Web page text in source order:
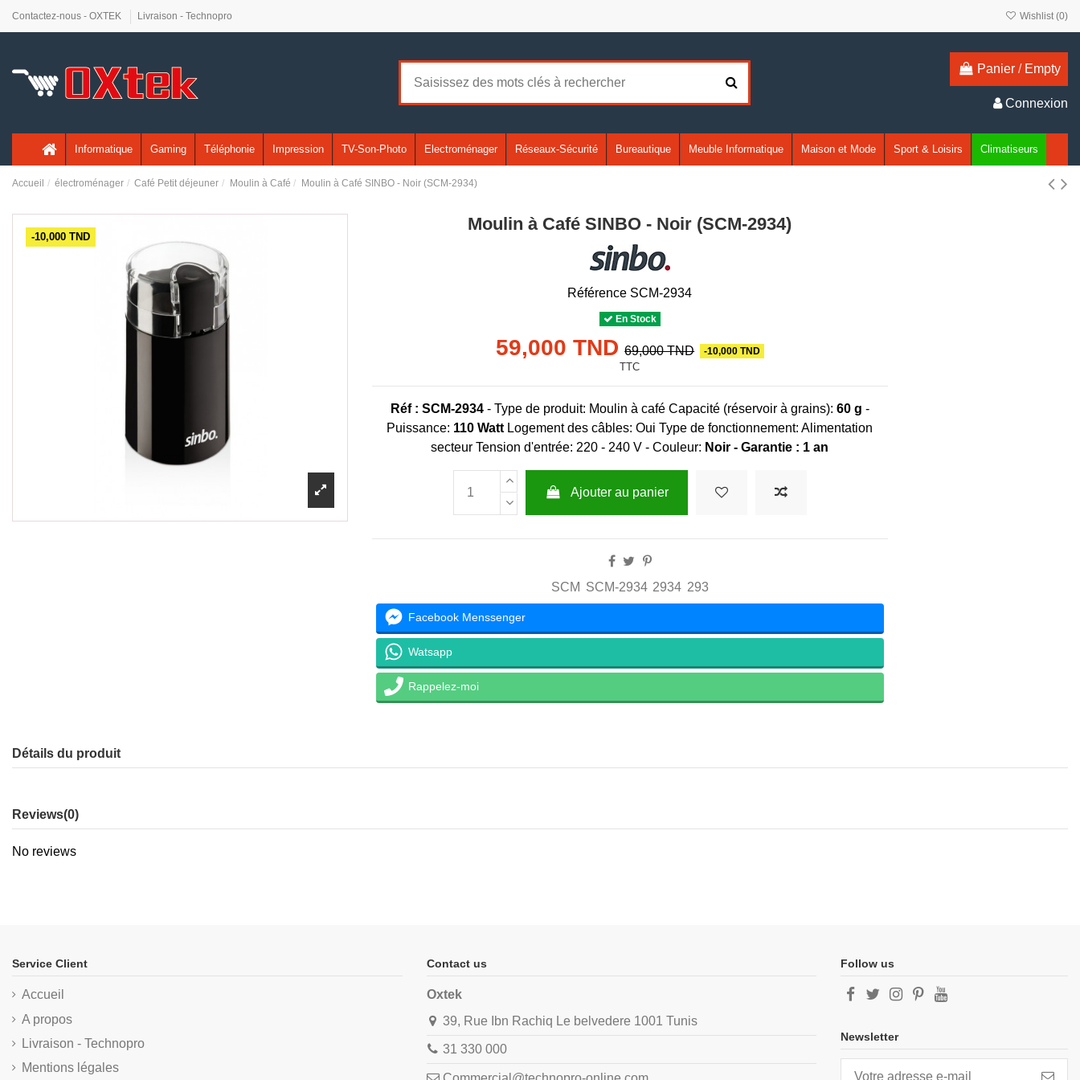
Contactez-nous - OXTEK Livraison - Technopro Wishlist (0)
Panier / Empty
Connexion
Informatique Gaming Téléphonie Impression TV-Son-Photo Electroménager Réseaux-Sécurité Bureautique Meuble Informatique Maison et Mode Sport & Loisirs Climatiseurs
Accueil électroménager Café Petit déjeuner Moulin à Café Moulin à Café SINBO - Noir (SCM-2934)
-10,000 TND
Moulin à Café SINBO - Noir (SCM-2934)
Référence SCM-2934
En Stock
59,000 TND 69,000 TND -10,000 TND
TTC
Réf : SCM-2934- Type de produit: Moulin à café Capacité (réservoir à grains): 60 g -
Puissance: 110 Watt Logement des câbles: Oui Type de fonctionnement: Alimentation
secteur Tension d'entrée: 220 - 240 V - Couleur: Noir - Garantie : 1 an
Ajouter au panier
SCM SCM-2934 2934 293
Facebook Menssenger
Watsapp
Rappelez-moi
Détails du produit
Reviews(0)
No reviews
Service Client
Accueil
A propos
Livraison - Technopro
Mentions légales
Contact us
Oxtek
39, Rue Ibn Rachiq Le belvedere 1001 Tunis
31 330 000
Follow us
Newsletter